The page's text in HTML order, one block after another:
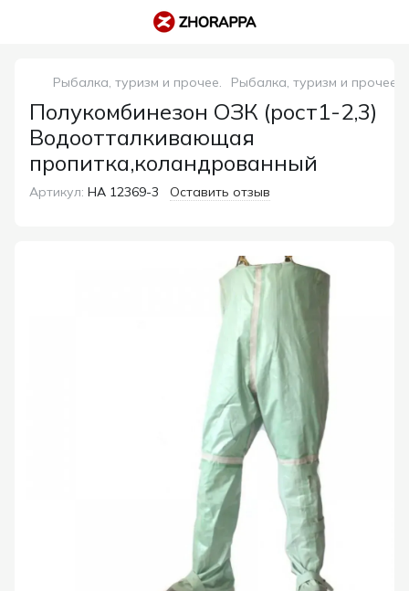
Рыбалка, туризм и прочее. Рыбалка, туризм и прочее.
Полукомбинезон ОЗК (рост1-2,3)
Водоотталкивающая
пропитка,коландрованный
Артикул: НА 12369-3 Оставить отзыв